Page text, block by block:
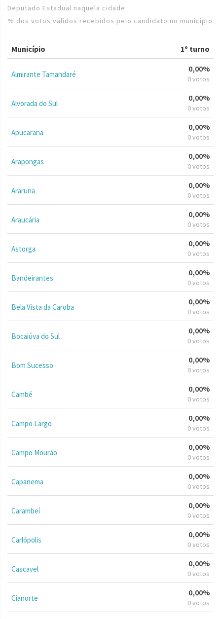
Deputado Estadual naquela cidade
% dos votos válidos recebidos pelo candidato no município
Município 1º turno
Almirante Tamandaré
0,00%
0 votos
Alvorada do Sul
0,00%
0 votos
Apucarana
0,00%
0 votos
Arapongas
0,00%
0 votos
Araruna
0,00%
0 votos
Araucária
0,00%
0 votos
Astorga
0,00%
0 votos
Bandeirantes
0,00%
0 votos
Bela Vista da Caroba
0,00%
0 votos
Bocaiúva do Sul
0,00%
0 votos
Bom Sucesso
0,00%
0 votos
Cambé
0,00%
0 votos
Campo Largo
0,00%
0 votos
Campo Mourão
0,00%
0 votos
Capanema
0,00%
0 votos
Carambeí
0,00%
0 votos
Carlópolis
0,00%
0 votos
Cascavel
0,00%
0 votos
Cianorte
0,00%
0 votos